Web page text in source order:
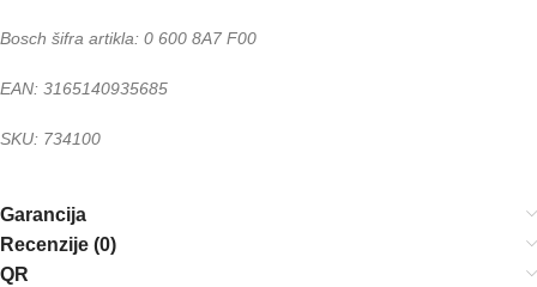
Bosch šifra artikla: 0 600 8A7 F00
EAN: 3165140935685
SKU: 734100
Garancija
Recenzije (0)
QR